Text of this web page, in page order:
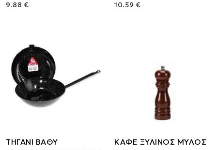
9.88 € 10.59 €
ΤΗΓΑΝΙ ΒΑΘΥ
ΚΑΦΕ ΞΥΛΙΝΟΣ ΜΥΛΟΣ